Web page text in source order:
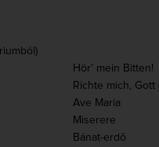
Hör’ mein Bitten!
Richte mich, Gott
Ave Maria
Miserere
Bánat-erdő